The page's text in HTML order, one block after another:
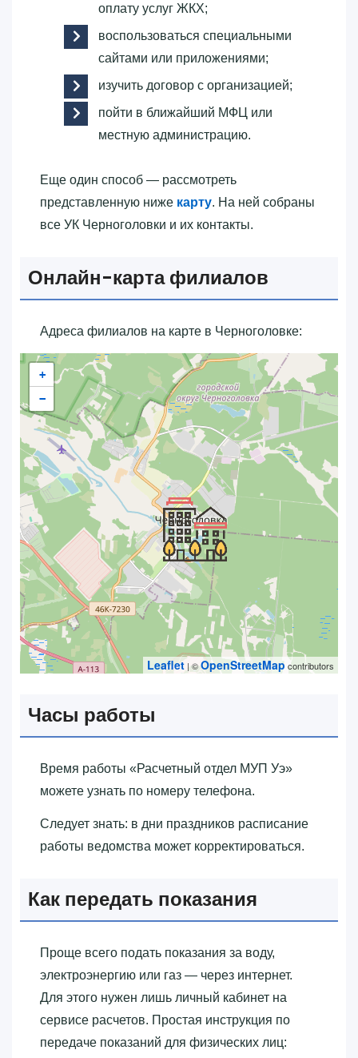
оплату услуг ЖКХ;
воспользоваться специальными
сайтами или приложениями;
изучить договор с организацией;
пойти в ближайший МФЦ или
местную администрацию.
Еще один способ — рассмотреть
представленную ниже карту. На ней собраны
все УК Черноголовки и их контакты.
Онлайн-карта филиалов
Адреса филиалов на карте в Черноголовке:
+
−
Leaflet | ©OpenStreetMap contributors
Часы работы
Время работы «‎Расчетный отдел МУП Уэ»‎
можете узнать по номеру телефона.
Следует знать: в дни праздников расписание
работы ведомства может корректироваться.
Как передать показания
Проще всего подать показания за воду,
электроэнергию или газ — через интернет.
Для этого нужен лишь личный кабинет на
сервисе расчетов. Простая инструкция по
передаче показаний для физических лиц: